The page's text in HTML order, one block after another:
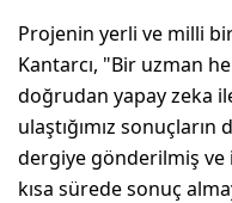
Projenin yerli ve milli
Kantarcı, "Bir uzman
doğrudan yapay zeka
ulaştığımız sonuçların
dergiye gönderilmiş ve
kısa sürede sonuç